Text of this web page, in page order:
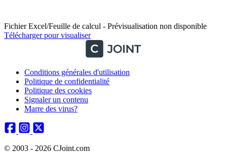
Fichier Excel/Feuille de calcul - Prévisualisation non disponible
Télécharger pour visualiser
Conditions générales d'utilisation
Politique de confidentialité
Politique des cookies
Signaler un contenu
Marre des virus?
© 2003 - 2026 CJoint.com